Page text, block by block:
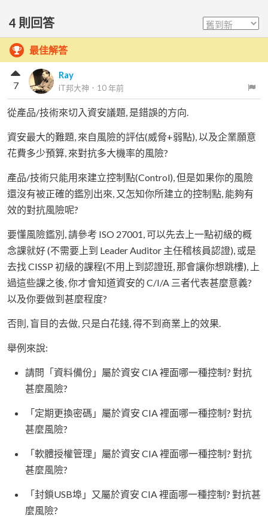
4 則回答
最佳解答
Ray
iT邦大神 ． 10 年前
7
從產品/技術來切入資安議題, 是錯誤的方向.
資安最大的難題, 來自風險的評估(威脅+弱點), 以及企業願意
花費多少預算, 來對抗多大機率的風險?
產品/技術只能用來建立控制點(Control), 但是如果你的風險
還沒有被正確的鑑別出來, 又怎知你所建立的控制點, 能夠有
效的對抗風險呢?
要懂風險鑑別, 請參考 ISO 27001, 可以先去上一點初級的概
念課就好 (不需要上到 Leader Auditor 主任稽核員認證), 或是
去找 CISSP 初級的課程(不用上到認證班, 那會讓你想跳樓), 上
過這些課之後, 你才會知道資安的 C/I/A 三者代表甚麼意義?
以及你要做到甚麼程度?
否則, 盲目的去做, 只是白花錢, 得不到商業上的效果.
舉例來說:
請問「資料備份」屬於資安 CIA 裡面哪一種控制? 對抗
甚麼風險?
「定期更換密碼」屬於資安 CIA 裡面哪一種控制? 對抗
甚麼風險?
「軟體授權管理」屬於資安 CIA 裡面哪一種控制? 對抗
甚麼風險?
「封鎖USB埠」又屬於資安 CIA 裡面哪一種控制? 對抗甚
麼風險?